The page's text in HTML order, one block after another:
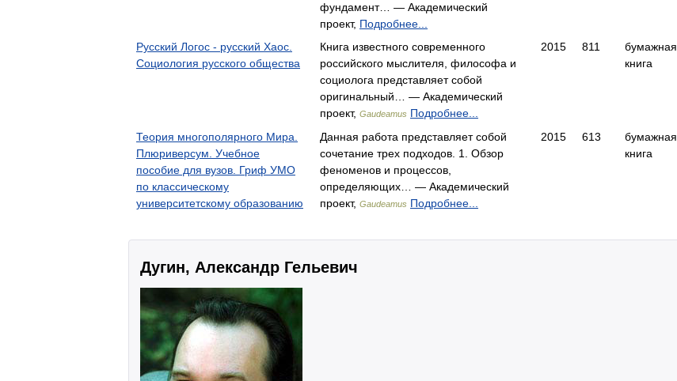
фундамент… — Академический
проект, Подробнее...
Русский Логос - русский Хаос.
Социология русского общества
Книга известного современного
российского мыслителя, философа и
социолога представляет собой
оригинальный… — Академический
проект, Gaudeamus Подробнее...
2015 811
бумажная
книга
Теория многополярного Мира.
Плюриверсум. Учебное
пособие для вузов. Гриф УМО
по классическому
университетскому образованию
Данная работа представляет собой
сочетание трех подходов. 1. Обзор
феноменов и процессов,
определяющих… — Академический
проект, Gaudeamus Подробнее...
2015 613
бумажная
книга
Дугин, Александр Гельевич